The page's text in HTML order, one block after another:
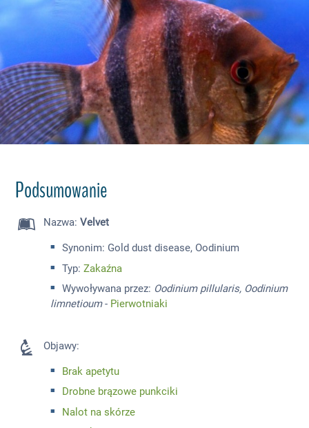
Podsumowanie
Nazwa:Velvet
Synonim: Gold dust disease, Oodinium
Typ: Zakaźna
Wywoływana przez: Oodinium pillularis, Oodinium
limnetioum- Pierwotniaki
Objawy:
Brak apetytu
Drobne brązowe punkciki
Nalot na skórze